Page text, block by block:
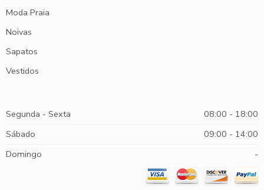
Moda Praia
Noivas
Sapatos
Vestidos
Segunda - Sexta
08:00 - 18:00
Sábado
09:00 - 14:00
Domingo
-